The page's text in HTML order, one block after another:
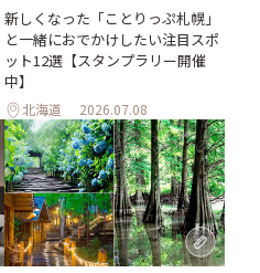
新しくなった「ことりっぷ札幌」
と一緒におでかけしたい注目スポ
ット12選【スタンプラリー開催
中】
北海道 2026.07.08